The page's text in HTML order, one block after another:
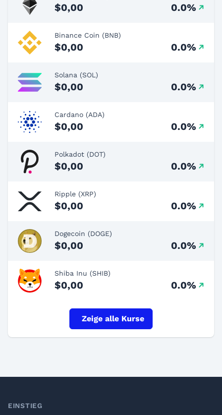
$0,00 0.0%
Binance Coin (BNB)
$0,00 0.0%
Solana (SOL)
$0,00 0.0%
Cardano (ADA)
$0,00 0.0%
Polkadot (DOT)
$0,00 0.0%
Ripple (XRP)
$0,00 0.0%
Dogecoin (DOGE)
$0,00 0.0%
Shiba Inu (SHIB)
$0,00 0.0%
Zeige alle Kurse
Footer
EINSTIEG